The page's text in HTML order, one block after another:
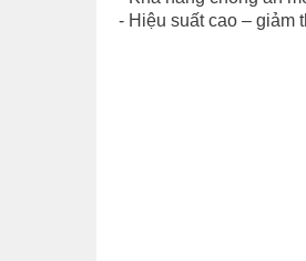
- Hiệu suất cao – giảm